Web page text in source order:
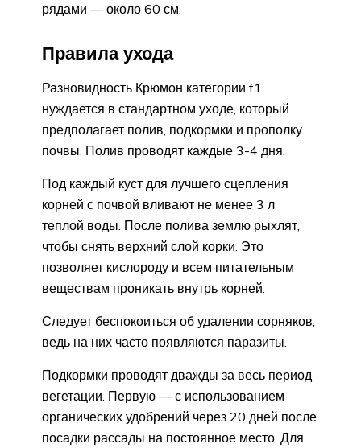
рядами — около 60 см.
Правила ухода
Разновидность Крюмон категории f1
нуждается в стандартном уходе, который
предполагает полив, подкормки и прополку
почвы. Полив проводят каждые 3-4 дня.
Под каждый куст для лучшего сцепления
корней с почвой вливают не менее 3 л
теплой воды. После полива землю рыхлят,
чтобы снять верхний слой корки. Это
позволяет кислороду и всем питательным
веществам проникать внутрь корней.
Следует беспокоиться об удалении сорняков,
ведь на них часто появляются паразиты.
Подкормки проводят дважды за весь период
вегетации. Первую — с использованием
органических удобрений через 20 дней после
посадки рассады на постоянное место. Для